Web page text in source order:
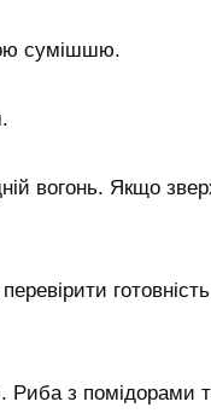
сумішшю.
вогонь. Якщо
Риба з помідорами